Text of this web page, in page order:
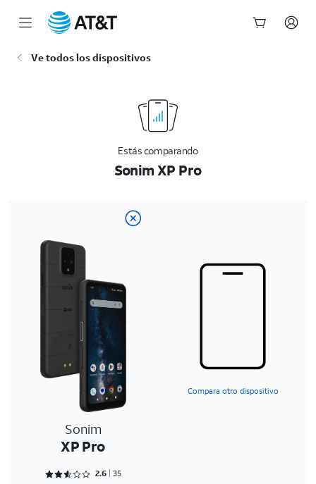
Ve todos los dispositivos
Estás comparando
Sonim XP Pro
Compara otro dispositivo
Sonim
XP Pro
Rated 2.6286 out of 5
2.6 35